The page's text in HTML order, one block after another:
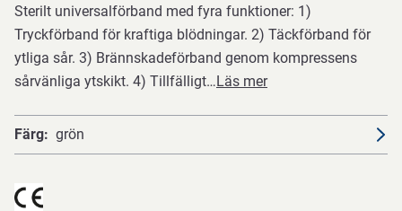
Sterilt universalförband med fyra funktioner: 1)
Tryckförband för kraftiga blödningar. 2) Täckförband för
ytliga sår. 3) Brännskadeförband genom kompressens
sårvänliga ytskikt. 4) Tillfälligt…Läs mer
Färg grön